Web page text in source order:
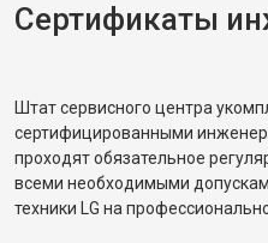
Сертификаты
Штат сервисного центра
сертифицированными
проходят обязательное
всеми необходимыми
техники LG на